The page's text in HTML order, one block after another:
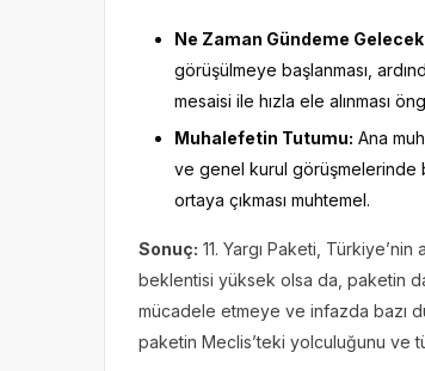
Ne Zaman Gündeme
görüşülmeye başlanması,
mesaisi ile hızla ele alınması
Muhalefetin Tutumu: Ana
ve genel kurul görüşmelerinde
ortaya çıkması muhtemel.
Sonuç: 11. Yargı Paketi,
beklentisi yüksek olsa da, paketin
mücadele etmeye ve infazda bazı
paketin Meclis’teki yolculuğunu ve